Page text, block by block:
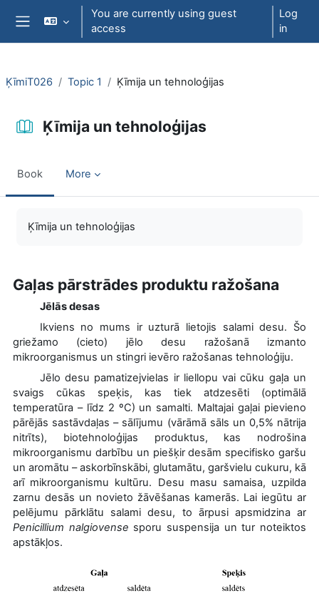
Skip to main content
You are currently using guest
access
Log
in
ĶīmiT026 Topic 1 Ķīmija un tehnoloģijas
Ķīmija un tehnoloģijas
Book More
Ķīmija un tehnoloģijas
Gaļas pārstrādes produktu ražošana
Jēlās desas
Ikviens no mums ir uzturā lietojis salami desu. Šo
griežamo (cieto) jēlo desu ražošanā izmanto
mikroorganismus un stingri ievēro ražošanas tehnoloģiju.
Jēlo desu pamatizejvielas ir liellopu vai cūku gaļa un
svaigs cūkas speķis, kas tiek atdzesēti (optimālā
temperatūra – līdz 2 ºC) un samalti. Maltajai gaļai pievieno
pārējās sastāvdaļas – sālījumu (vārāmā sāls un 0,5% nātrija
nitrīts), biotehnoloģijas produktus, kas nodrošina
mikroorganismu darbību un piešķir desām specifisko garšu
un aromātu – askorbīnskābi, glutamātu, garšvielu cukuru, kā
arī mikroorganismu kultūru. Desu masu samaisa, uzpilda
zarnu desās un novieto žāvēšanas kamerās. Lai iegūtu ar
pelējumu pārklātu salami desu, to ārpusi apsmidzina ar
Penicillium nalgiovense sporu suspensija un tur noteiktos
apstākļos.